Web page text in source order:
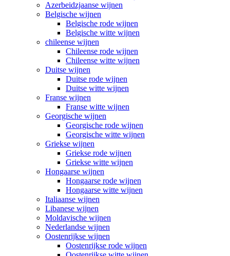
Azerbeidzjaanse wijnen
Belgische wijnen
Belgische rode wijnen
Belgische witte wijnen
chileense wijnen
Chileense rode wijnen
Chileense witte wijnen
Duitse wijnen
Duitse rode wijnen
Duitse witte wijnen
Franse wijnen
Franse witte wijnen
Georgische wijnen
Georgische rode wijnen
Georgische witte wijnen
Griekse wijnen
Griekse rode wijnen
Griekse witte wijnen
Hongaarse wijnen
Hongaarse rode wijnen
Hongaarse witte wijnen
Italiaanse wijnen
Libanese wijnen
Moldavische wijnen
Nederlandse wijnen
Oostenrijkse wijnen
Oostenrijkse rode wijnen